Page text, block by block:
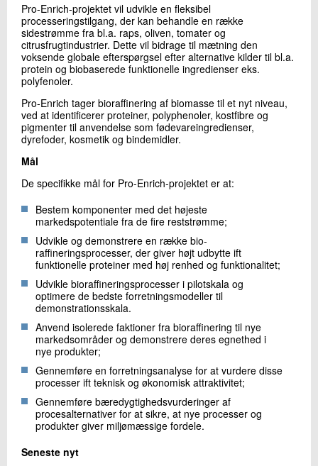
Send
Pro-Enrich-projektet vil udvikle en fleksibel
processeringstilgang, der kan behandle en række
sidestrømme fra bl.a. raps, oliven, tomater og
citrusfrugtindustrier. Dette vil bidrage til mætning den
voksende globale efterspørgsel efter alternative kilder til bl.a.
protein og biobaserede funktionelle ingredienser eks.
polyfenoler.
Pro-Enrich tager bioraffinering af biomasse til et nyt niveau,
ved at identificerer proteiner, polyphenoler, kostfibre og
pigmenter til anvendelse som fødevareingredienser,
dyrefoder, kosmetik og bindemidler.
Mål
De specifikke mål for Pro-Enrich-projektet er at:
Bestem komponenter med det højeste
markedspotentiale fra de fire reststrømme;
Udvikle og demonstrere en række bio-
raffineringsprocesser, der giver højt udbytte ift
funktionelle proteiner med høj renhed og funktionalitet;
Udvikle bioraffineringsprocesser i pilotskala og
optimere de bedste forretningsmodeller til
demonstrationsskala.
Anvend isolerede faktioner fra bioraffinering til nye
markedsområder og demonstrere deres egnethed i
nye produkter;
Gennemføre en forretningsanalyse for at vurdere disse
processer ift teknisk og økonomisk attraktivitet;
Gennemføre bæredygtighedsvurderinger af
procesalternativer for at sikre, at nye processer og
produkter giver miljømæssige fordele.
Seneste nyt